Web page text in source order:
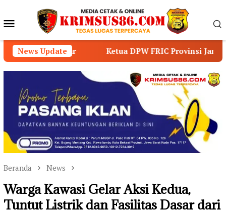
konten Menu
Mobile
News Update
Ketua DPW FRIC Provinsi Jambi Ajak Masyarakat
Beranda News
Warga Kawasi Gelar Aksi Kedua,
Tuntut Listrik dan Fasilitas Dasar dari